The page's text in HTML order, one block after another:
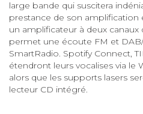
large bande qui suscitera
prestance de son amplification
un amplificateur à deux canaux
permet une écoute FM et
SmartRadio. Spotify Connect,
étendront leurs vocalises via le
alors que les supports lasers
lecteur CD intégré.